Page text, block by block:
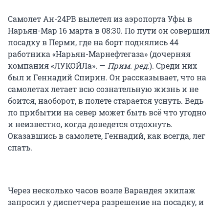
Самолет Ан-24РВ вылетел из аэропорта Уфы в
Нарьян-Мар 16 марта в 08:30. По пути он совершил
посадку в Перми, где на борт поднялись 44
работника «Нарьян-Марнефтегаза» (дочерняя
компания «ЛУКОЙЛа». — Прим. ред.). Среди них
был и Геннадий Спирин. Он рассказывает, что на
самолетах летает всю сознательную жизнь и не
боится, наоборот, в полете старается уснуть. Ведь
по прибытии на север может быть всё что угодно
и неизвестно, когда доведется отдохнуть.
Оказавшись в самолете, Геннадий, как всегда, лег
спать.
Через несколько часов возле Варандея экипаж
запросил у диспетчера разрешение на посадку, и